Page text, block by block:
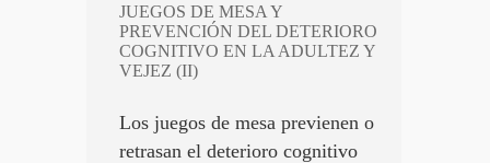
JUEGOS DE MESA Y
PREVENCIÓN DEL DETERIORO
COGNITIVO EN LA ADULTEZ Y
VEJEZ (II)
Los juegos de mesa previenen o
retrasan el deterioro cognitivo